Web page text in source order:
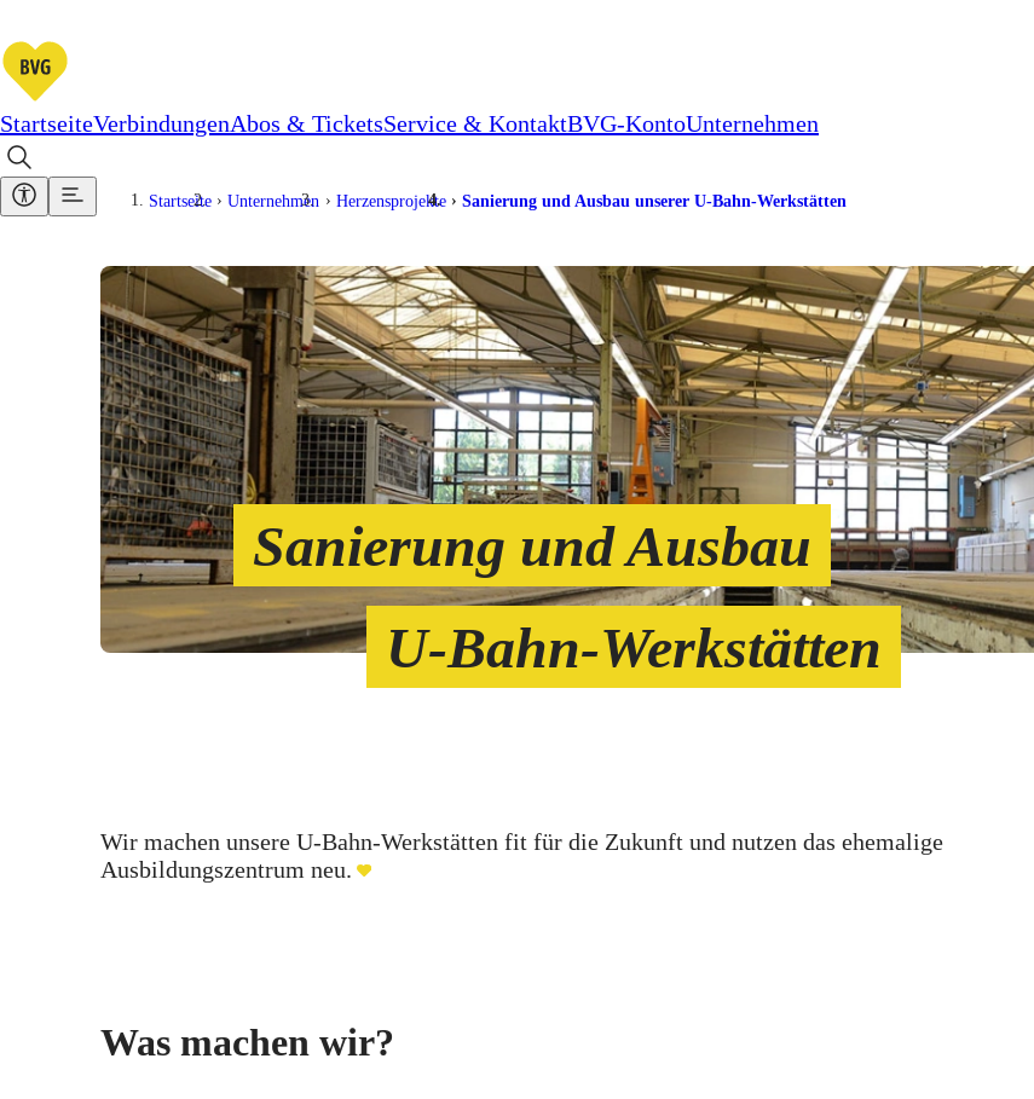
StartseiteVerbindungenAbos & TicketsService & KontaktBVG-KontoUnternehmen
Startseite Unternehmen Herzensprojekte Sanierung und Ausbau unserer U-Bahn-Werkstätten
Sanierung und Ausbau
U-Bahn-Werkstätten
Wir machen unsere U-Bahn-Werkstätten fit für die Zukunft und nutzen das ehemalige
Ausbildungszentrum neu.
Was machen wir?